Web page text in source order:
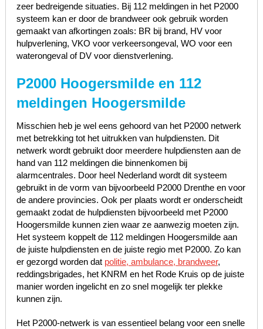
zeer bedreigende situaties. Bij 112 meldingen in het P2000
systeem kan er door de brandweer ook gebruik worden
gemaakt van afkortingen zoals: BR bij brand, HV voor
hulpverlening, VKO voor verkeersongeval, WO voor een
waterongeval of DV voor dienstverlening.
P2000 Hoogersmilde en 112
meldingen Hoogersmilde
Misschien heb je wel eens gehoord van het P2000 netwerk
met betrekking tot het uitrukken van hulpdiensten. Dit
netwerk wordt gebruikt door meerdere hulpdiensten aan de
hand van 112 meldingen die binnenkomen bij
alarmcentrales. Door heel Nederland wordt dit systeem
gebruikt in de vorm van bijvoorbeeld P2000 Drenthe en voor
de andere provincies. Ook per plaats wordt er onderscheidt
gemaakt zodat de hulpdiensten bijvoorbeeld met P2000
Hoogersmilde kunnen zien waar ze aanwezig moeten zijn.
Het systeem koppelt de 112 meldingen Hoogersmilde aan
de juiste hulpdiensten en de juiste regio met P2000. Zo kan
er gezorgd worden dat politie, ambulance, brandweer,
reddingsbrigades, het KNRM en het Rode Kruis op de juiste
manier worden ingelicht en zo snel mogelijk ter plekke
kunnen zijn.
Het P2000-netwerk is van essentieel belang voor een snelle